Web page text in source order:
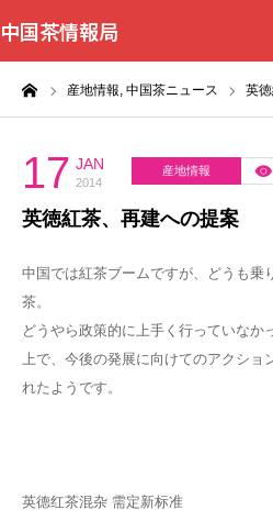
中国茶情報局
産地情報, 中国茶ニュース 英
17 JAN
2014
産地情報
英徳紅茶、再建への提案
中国では紅茶ブームですが、どうも乗
茶。
どうやら政策的に上手く行っていなか
上で、今後の発展に向けてのアクショ
れたようです。
英德红茶混杂 需定新标准
Home
News
BlogChecker
Events